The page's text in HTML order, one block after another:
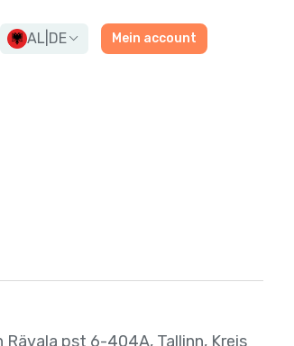
AL DE Mein account
pst 6-404A, Tallinn, Kreis